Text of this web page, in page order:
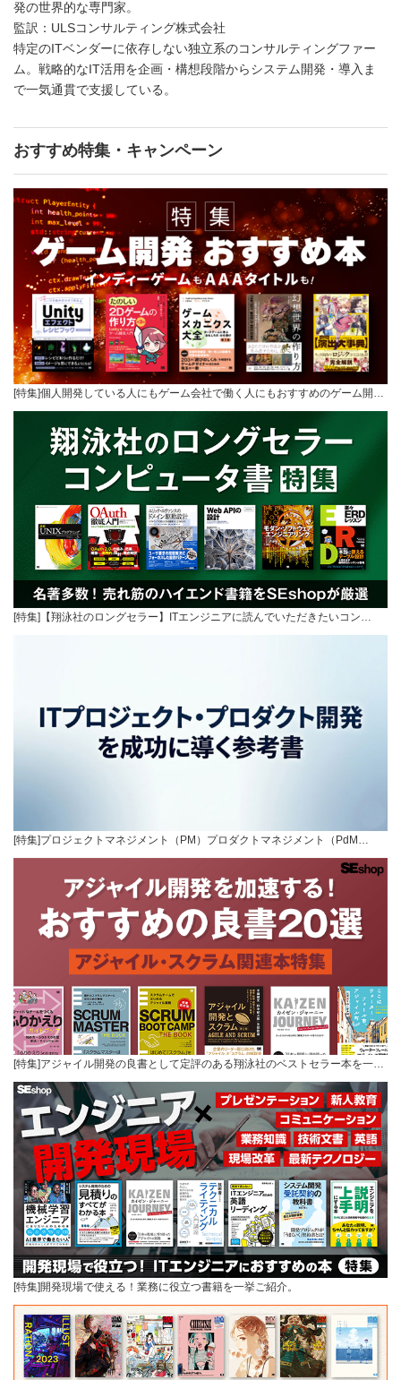
発の世界的な専門家。
監訳：ULSコンサルティング株式会社
特定のITベンダーに依存しない独立系のコンサルティングファー
ム。戦略的なIT活用を企画・構想段階からシステム開発・導入ま
で一気通貫で支援している。
おすすめ特集・キャンペーン
[特集]個人開発している人にもゲーム会社で働く人にもおすすめのゲーム開…
[特集]【翔泳社のロングセラー】ITエンジニアに読んでいただきたいコン…
[特集]プロジェクトマネジメント（PM）プロダクトマネジメント（PdM…
[特集]アジャイル開発の良書として定評のある翔泳社のベストセラー本を一…
[特集]開発現場で使える！業務に役立つ書籍を一挙ご紹介。